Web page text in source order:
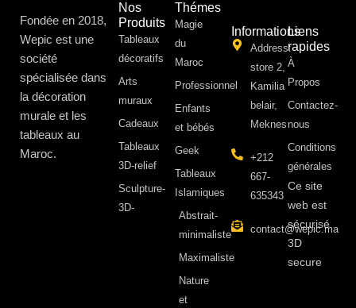
Fondée en 2018,
Wepic est une
société
spécialisée dans
la décoration
murale et les
tableaux au
Maroc.
Nos
Produits
Tableaux
décoratifs
Arts
muraux
Cadeaux
Tableaux
3D-relief
Sculpture-
3D-
Thémes
Magie
du
Maroc
Professionnel
Enfants
et bébés
Geek
Tableaux
Islamiques
Abstrait-
minimaliste
Maximaliste
Nature
et
Informations
Address:
store 2,
Kamilia
belair,
Meknes
+212
667-
635343
contact@wepic.ma
Liens
rapides
À
Propos ​
Contactez-
nous
Conditions
générales
Ce site
web est
sécurisé
3D
secure